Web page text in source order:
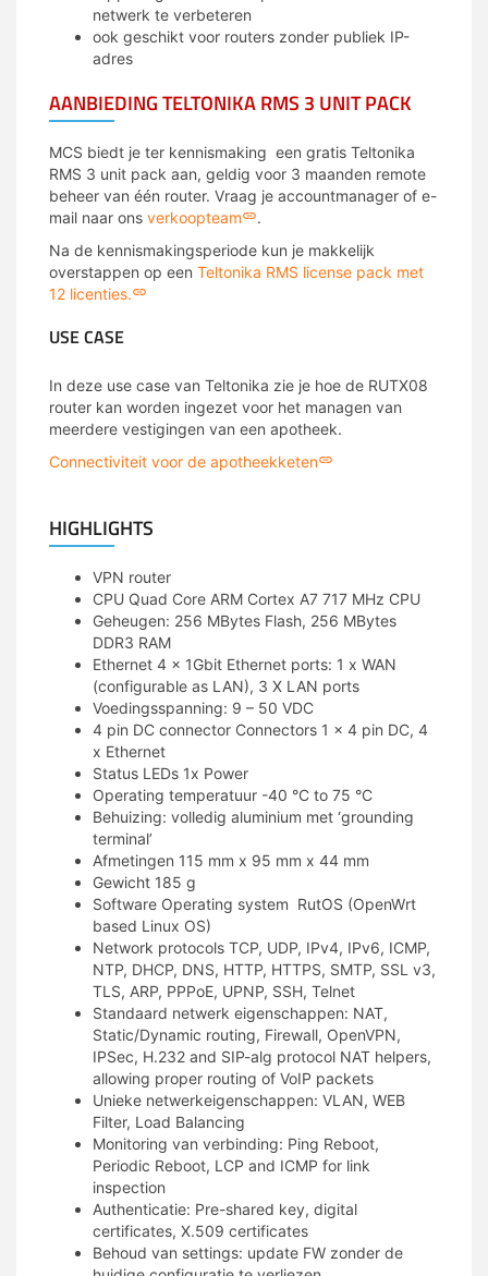
netwerk te verbeteren
ook geschikt voor routers zonder publiek IP-
adres
AANBIEDING TELTONIKA RMS 3 UNIT PACK
MCS biedt je ter kennismaking een gratis Teltonika
RMS 3 unit pack aan, geldig voor 3 maanden remote
beheer van één router. Vraag je accountmanager of e-
mail naar ons verkoopteam
.
Na de kennismakingsperiode kun je makkelijk
overstappen op een Teltonika RMS license pack met
12 licenties.
USE CASE
In deze use case van Teltonika zie je hoe de RUTX08
router kan worden ingezet voor het managen van
meerdere vestigingen van een apotheek.
Connectiviteit voor de apotheekketen
HIGHLIGHTS
VPN router
CPU Quad Core ARM Cortex A7 717 MHz CPU
Geheugen: 256 MBytes Flash, 256 MBytes
DDR3 RAM
Ethernet 4 x 1Gbit Ethernet ports: 1 x WAN
(configurable as LAN), 3 X LAN ports
Voedingsspanning: 9 – 50 VDC
4 pin DC connector Connectors 1 x 4 pin DC, 4
x Ethernet
Status LEDs 1x Power
Operating temperatuur -40 °C to 75 °C
Behuizing: volledig aluminium met ‘grounding
terminal’
Afmetingen 115 mm x 95 mm x 44 mm
Gewicht 185 g
Software Operating system RutOS (OpenWrt
based Linux OS)
Network protocols TCP, UDP, IPv4, IPv6, ICMP,
NTP, DHCP, DNS, HTTP, HTTPS, SMTP, SSL v3,
TLS, ARP, PPPoE, UPNP, SSH, Telnet
Standaard netwerk eigenschappen: NAT,
Static/Dynamic routing, Firewall, OpenVPN,
IPSec, H.232 and SIP-alg protocol NAT helpers,
allowing proper routing of VoIP packets
Unieke netwerkeigenschappen: VLAN, WEB
Filter, Load Balancing
Monitoring van verbinding: Ping Reboot,
Periodic Reboot, LCP and ICMP for link
inspection
Authenticatie: Pre-shared key, digital
certificates, X.509 certificates
Behoud van settings: update FW zonder de